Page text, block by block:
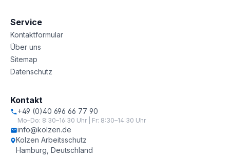
Service
Kontaktformular
Über uns
Sitemap
Datenschutz
Kontakt
+49 (0)40 696 66 77 90
Mo–Do: 8:30–16:30 Uhr | Fr: 8:30–14:30 Uhr
info@kolzen.de
Kolzen Arbeitsschutz
Hamburg, Deutschland